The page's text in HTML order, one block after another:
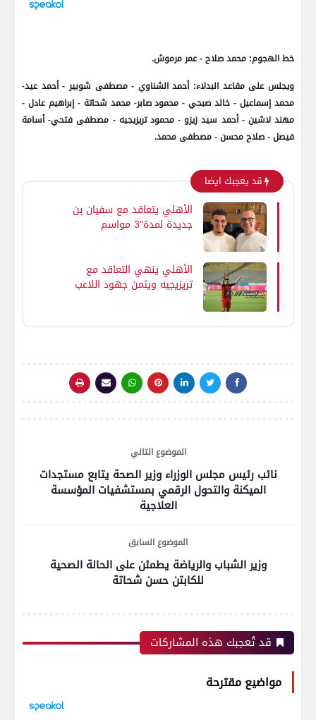
خط الهجوم: محمد صلاح - عمر مرموش.
ويجلس على مقاعد البدلاء: أحمد الشناوي - مصطفى شوبير - أحمد عيد-
محمد إسماعيل - خالد صبحي - محمود صابر- محمد شحاتة - إبراهيم عادل -
مهند لاشين - أحمد سيد زيزو - محمود تريزيجيه - مصطفى فتحي- أسامة
فيصل - صلاح محسن - مصطفى محمد.
قد يعجبك ايضا
الأهلي يتعاقد مع سفيان بن
جديدة لمدة"3 مواسم
الأهلي ينهي التعاقد مع
تريزيجيه ويثمن جهود اللاعب
الموضوع التالي
نائب رئيس مجلس الوزراء وزير الصحة يتابع مستجدات
الميكنة والتحول الرقمي بمستشفيات المؤسسة
العلاجية
الموضوع السابق
وزير الشباب والرياضة يطمئن على الحالة الصحية
للكابتن حسن شحاتة
قد تُعجبك هذه المشاركات
مواضيع مقترحة